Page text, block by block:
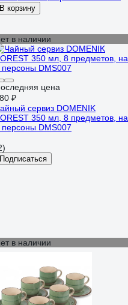
В корзину
в наличии
цена
₽
сервиз DOMENIK
350 мл, 8 предметов, на
персоны DMS007
Подписаться
в наличии